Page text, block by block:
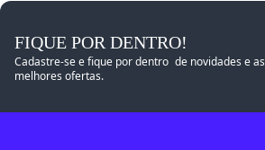
FIQUE POR DENTRO!
Cadastre-se e fique por dentro de novidades e as
melhores ofertas.